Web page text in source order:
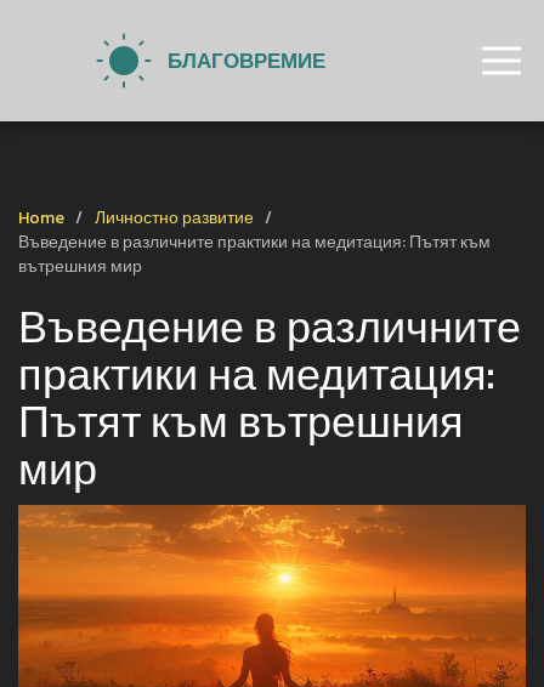
Home
Личностно развитие
Въведение в различните практики на медитация: Пътят към
вътрешния мир
Въведение в различните
практики на медитация:
Пътят към вътрешния
мир